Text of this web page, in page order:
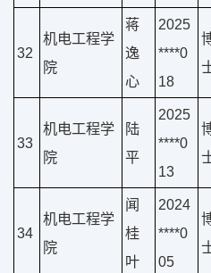
32
机电工程学
院
蒋
逸
心
2025
****0
18
33
机电工程学
院
陆
平
2025
****0
13
34
机电工程学
院
闻
桂
叶
2024
****0
05